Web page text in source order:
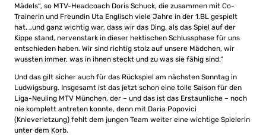
Mädels“, so MTV-Headcoach Doris Schuck, die zusammen mit Co-
Trainerin und Freundin Uta Englisch viele Jahre in der 1.BL gespielt
hat, „und ganz wichtig war, dass wir das Ding, als das Spiel auf der
Kippe stand, nervenstark in dieser hektischen Schlussphase für uns
entschieden haben. Wir sind richtig stolz auf unsere Mädchen, wir
wussten immer, was in ihnen steckt und zu was sie fähig sind.“
Und das gilt sicher auch für das Rückspiel am nächsten Sonntag in
Ludwigsburg. Insgesamt ist das jetzt schon eine tolle Saison für den
Liga-Neuling MTV München, der – und das ist das Erstaunliche – noch
nie komplett antreten konnte, denn mit Daria Popovici
(Knieverletzung) fehlt dem jungen Team weiter eine wichtige Spielerin
unter dem Korb.